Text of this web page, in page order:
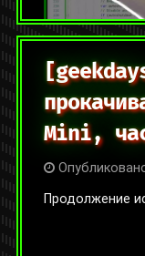
Mini,
Продолжение